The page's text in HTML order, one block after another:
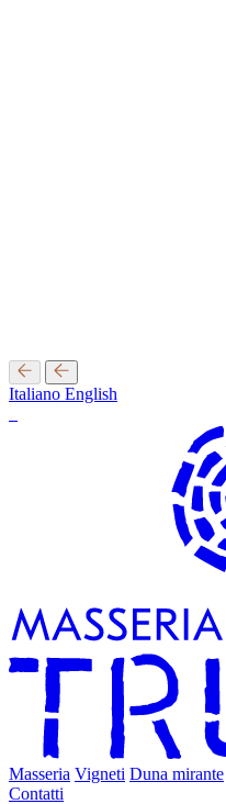
Italiano English
Masseria Vigneti Duna mirante
Contatti